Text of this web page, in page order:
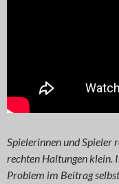
Spielerinnen und Spieler
rechten Haltungen klein.
Problem im Beitrag